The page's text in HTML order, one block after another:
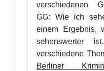
verschiedenen
werden nicht
Wandfarben
abgelenkt.
GG: Wie ich
einem Ergebnis,
sehenswerter
verschiedene
somit auch
Berliner